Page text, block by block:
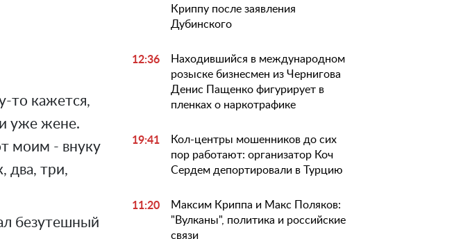
то кажется,
уже жене.
моим - внуку
два, три,
безутешный
Криппу после заявления
Дубинского
12:36
Находившийся в международном
розыске бизнесмен из Чернигова
Денис Пащенко фигурирует в
пленках о наркотрафике
19:41
Кол-центры мошенников до сих
пор работают: организатор Коч
Сердем депортировали в Турцию
11:20
Максим Криппа и Макс Поляков:
"Вулканы", политика и российские
связи